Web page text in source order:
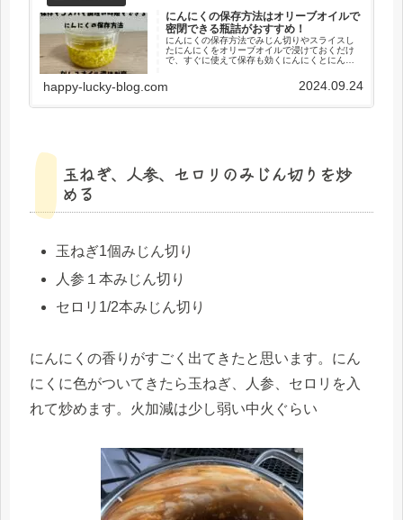
にんにくの保存方法はオリーブオイルで
密閉できる瓶詰がおすすめ！
にんにくの保存方法でみじん切りやスライスし
たにんにくをオリーブオイルで浸けておくだけ
で、すぐに使えて保存も効くにんにくとにんに
happy-lucky-blog.com 2024.09.24
玉ねぎ、人参、セロリのみじん切りを炒
める
玉ねぎ1個みじん切り
人参１本みじん切り
セロリ1/2本みじん切り
にんにくの香りがすごく出てきたと思います。にん
にくに色がついてきたら玉ねぎ、人参、セロリを入
れて炒めます。火加減は少し弱い中火ぐらい